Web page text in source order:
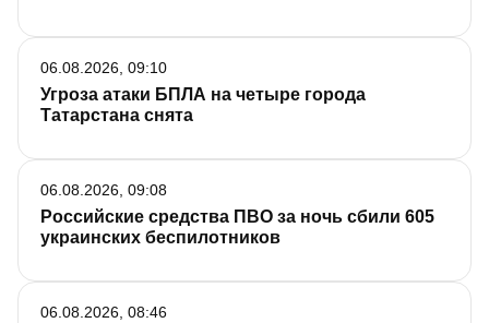
Угроза атаки БПЛА на четыре города
Татарстана снята
06.08.2026, 09:10
Российские средства ПВО за ночь сбили 605
украинских беспилотников
06.08.2026, 09:08
06.08.2026, 08:46